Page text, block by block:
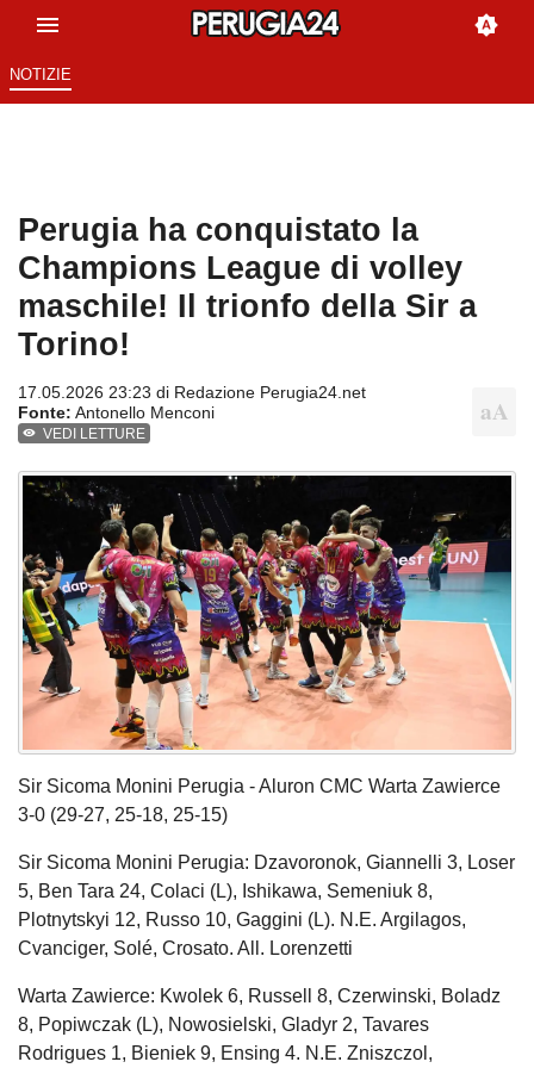
NOTIZIE
Perugia ha conquistato la
Champions League di volley
maschile! Il trionfo della Sir a
Torino!
17.05.2026 23:23 di Redazione Perugia24.net
Fonte: Antonello Menconi
VEDI LETTURE
Sir Sicoma Monini Perugia - Aluron CMC Warta Zawierce
3-0 (29-27, 25-18, 25-15)
Sir Sicoma Monini Perugia: Dzavoronok, Giannelli 3, Loser
5, Ben Tara 24, Colaci (L), Ishikawa, Semeniuk 8,
Plotnytskyi 12, Russo 10, Gaggini (L). N.E. Argilagos,
Cvanciger, Solé, Crosato. All. Lorenzetti
Warta Zawierce: Kwolek 6, Russell 8, Czerwinski, Boladz
8, Popiwczak (L), Nowosielski, Gladyr 2, Tavares
Rodrigues 1, Bieniek 9, Ensing 4. N.E. Zniszczol,